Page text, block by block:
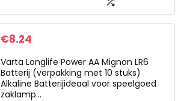
€8.24
Varta Longlife Power AA Mignon LR6
Batterij (verpakking met 10 stuks)
Alkaline Batterijideaal voor speelgoed
zaklamp…